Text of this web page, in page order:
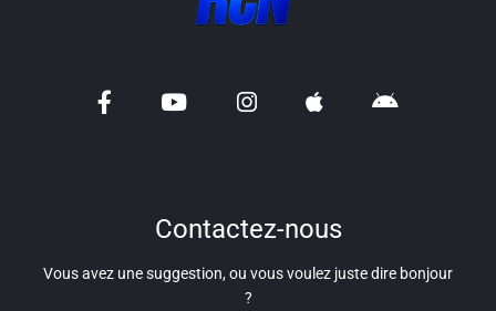
MEDIAS
Ecrire à RCN
Contactez-nous
Vous avez une suggestion, ou vous voulez juste dire bonjour
?